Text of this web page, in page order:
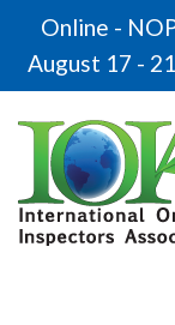
Online -
August 17 -